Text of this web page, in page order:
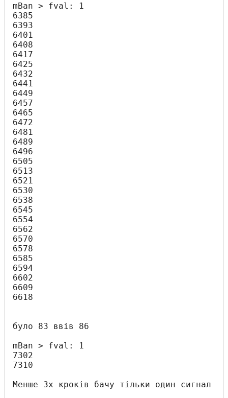
mBan > fval: 1
6385
6393
6401
6408
6417
6425
6432
6441
6449
6457
6465
6472
6481
6489
6496
6505
6513
6521
6530
6538
6545
6554
6562
6570
6578
6585
6594
6602
6609
6618
було 83 ввів 86
mBan > fval: 1
7302
7310
Менше 3х кроків бачу тільки один сигнал